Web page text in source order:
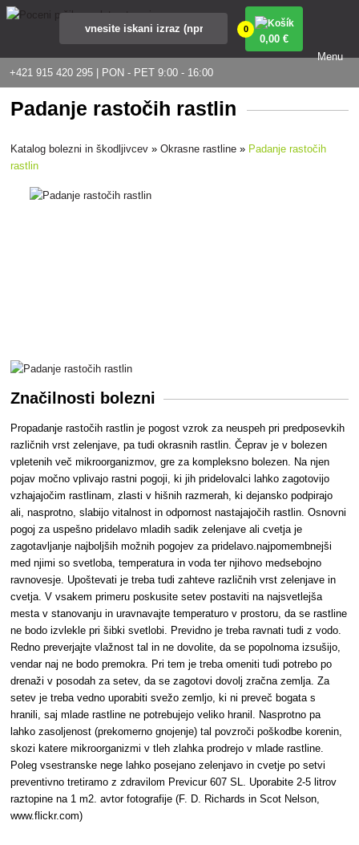
+421 915 420 295 | PON - PET 9:00 - 16:00
0
0,00 €
Menu
Padanje rastočih rastlin
Katalog bolezni in škodljivcev »Okrasne rastline » Padanje rastočih
rastlin
Značilnosti bolezni
Propadanje rastočih rastlin je pogost vzrok za neuspeh pri predposevkih
različnih vrst zelenjave, pa tudi okrasnih rastlin. Čeprav je v bolezen
vpletenih več mikroorganizmov, gre za kompleksno bolezen. Na njen
pojav močno vplivajo rastni pogoji, ki jih pridelovalci lahko zagotovijo
vzhajajočim rastlinam, zlasti v hišnih razmerah, ki dejansko podpirajo
ali, nasprotno, slabijo vitalnost in odpornost nastajajočih rastlin. Osnovni
pogoj za uspešno pridelavo mladih sadik zelenjave ali cvetja je
zagotavljanje najboljših možnih pogojev za pridelavo.najpomembnejši
med njimi so svetloba, temperatura in voda ter njihovo medsebojno
ravnovesje. Upoštevati je treba tudi zahteve različnih vrst zelenjave in
cvetja. V vsakem primeru poskusite setev postaviti na najsvetlejša
mesta v stanovanju in uravnavajte temperaturo v prostoru, da se rastline
ne bodo izvlekle pri šibki svetlobi. Previdno je treba ravnati tudi z vodo.
Redno preverjajte vlažnost tal in ne dovolite, da se popolnoma izsušijo,
vendar naj ne bodo premokra. Pri tem je treba omeniti tudi potrebo po
drenaži v posodah za setev, da se zagotovi dovolj zračna zemlja. Za
setev je treba vedno uporabiti svežo zemljo, ki ni preveč bogata s
hranili, saj mlade rastline ne potrebujejo veliko hranil. Nasprotno pa
lahko zasoljenost (prekomerno gnojenje) tal povzroči poškodbe korenin,
skozi katere mikroorganizmi v tleh zlahka prodrejo v mlade rastline.
Poleg vsestranske nege lahko posejano zelenjavo in cvetje po setvi
preventivno tretiramo z zdravilom Previcur 607 SL. Uporabite 2-5 litrov
raztopine na 1 m2.avtor fotografije (F. D. Richards inScot Nelson,
www.flickr.com)